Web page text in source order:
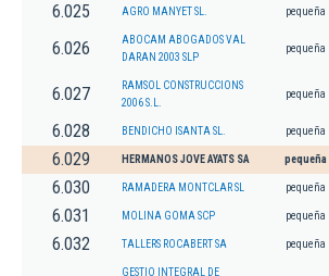
6.025 AGRO MANYET SL. pequeña
6.026
ABOCAM ABOGADOS VAL
DARAN 2003 SLP
pequeña
6.027
RAMSOL CONSTRUCCIONS
2006 S.L.
pequeña
6.028 BENDICHO ISANTA SL. pequeña
6.029 HERMANOS JOVE AYATS SA pequeña
6.030 RAMADERA MONTCLAR SL pequeña
6.031 MOLINA GOMA SCP pequeña
6.032 TALLERS ROCABERT SA pequeña
GESTIO INTEGRAL DE